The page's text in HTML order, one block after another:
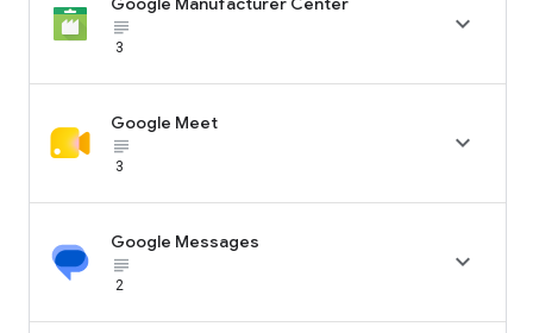
subject_black
3

Google Meet
subject_black
3

Google Messages
subject_black
2
